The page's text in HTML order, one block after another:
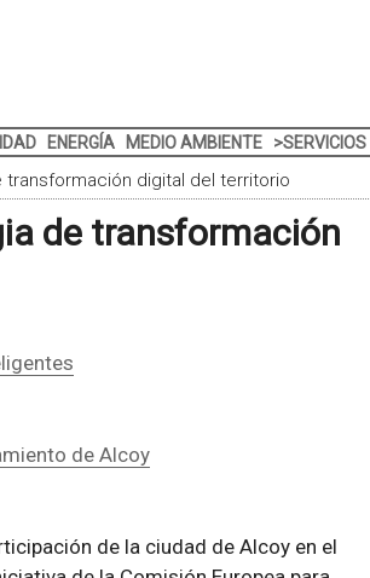
ENERGÍA MEDIO AMBIENTE >SERVICIOS
transformación digital del territorio
de transformación
de Alcoy
de la ciudad de Alcoy en el